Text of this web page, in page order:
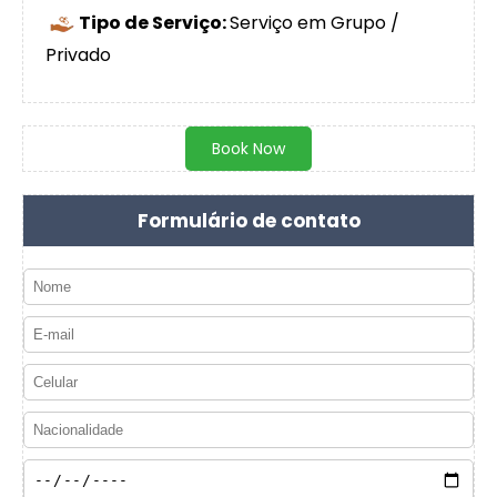
Tipo de Serviço:Serviço em Grupo /
Privado
Book Now
Formulário de contato